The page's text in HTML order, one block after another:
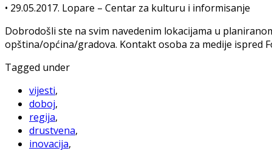
• 29.05.2017. Lopare – Centar za kulturu i informisanje
Dobrodošli ste na svim navedenim lokacijama u
opština/općina/gradova. Kontakt osoba za medije ispred
Tagged under
vijesti,
doboj,
regija,
drustvena,
inovacija,